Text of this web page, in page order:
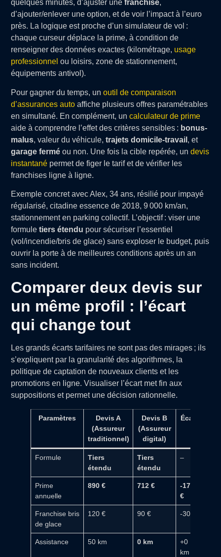
quelques minutes, d’ajuster unefranchise,
d’ajouter/enlever une option, et de voir l’impact à l’euro
près. La logique est proche d’un simulateur de vol :
chaque curseur déplace la prime, à condition de
renseigner des données exactes (kilométrage, usage
professionnel ou loisirs, zone de stationnement,
équipements antivol).
Pour gagner du temps, unoutil de comparaison
d’assurances auto affiche plusieurs offres paramétrables
en simultané. En complément, uncalculateur de prime
aide à comprendre l’effet des critères sensibles : bonus-
malus, valeur du véhicule,trajets domicile-travail , et
garage fermé ou non. Une fois la cible repérée, undevis
instantané permet de figer le tarif et de vérifier les
franchises ligne à ligne.
Exemple concret avec Alex, 34 ans, résilié pour impayé
régularisé, citadine essence de 2018, 9 000 km/an,
stationnement en parking collectif. L’objectif : viser une
formuletiers étendu pour sécuriser l’essentiel
(vol/incendie/bris de glace) sans exploser le budget, puis
ouvrir la porte à de meilleures conditions après un an
sans incident.
Comparer deux devis sur
un même profil : l’écart
qui change tout
Les grands écarts tarifaires ne sont pas des mirages ; ils
s’expliquent par la granularité des algorithmes, la
politique de captation de nouveaux clients et les
promotions en ligne. Visualiser l’écart met fin aux
suppositions et permet une décision rationnelle.
Paramètres
Devis A
(Assureur
traditionnel)
Devis B
(Assureur
digital)
Écart
Formule
Tiers
étendu
Tiers
étendu
–
Prime
annuelle
890 € 712 €
-178
€
Franchise bris
de glace
120 € 90 € -30 €
Assistance 50 km 0 km
+0
km